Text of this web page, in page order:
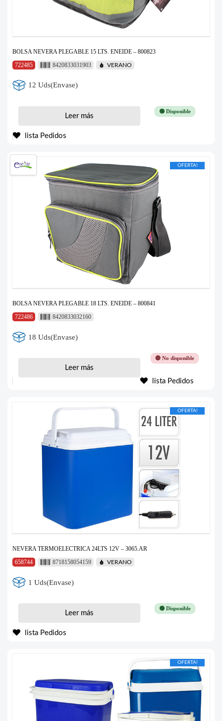
BOLSA NEVERA PLEGABLE 15 LTS. ENEIDE – 800823
722485
8420833031903 VERANO
12 Uds(Envase)
🟢 Disponible
Leer más
lista Pedidos
OFERTA!
BOLSA NEVERA PLEGABLE 18 LTS. ENEIDE – 800841
722486
8420833032160
18 Uds(Envase)
🔴 No disponible
Leer más
lista Pedidos
OFERTA!
NEVERA TERMOELECTRICA 24LTS 12V – 3065.AR
658744
8718158054159 VERANO
1 Uds(Envase)
🟢 Disponible
Leer más
lista Pedidos
OFERTA!